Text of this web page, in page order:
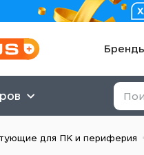
для ПК и периферия